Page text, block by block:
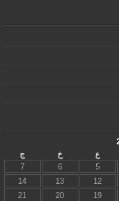
ع خ ج
5
6
7
12
13
14
19
20
21